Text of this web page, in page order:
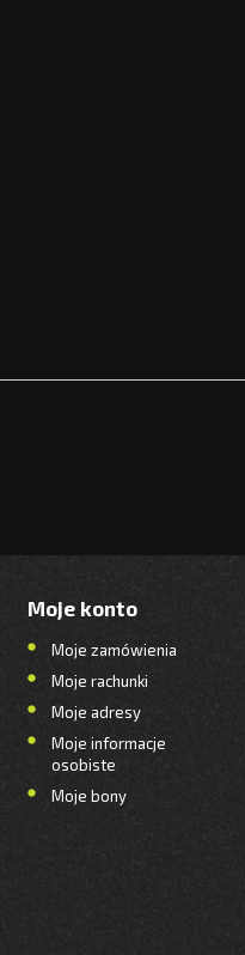
Moje konto
Moje zamówienia
Moje rachunki
Moje adresy
Moje informacje
osobiste
Moje bony